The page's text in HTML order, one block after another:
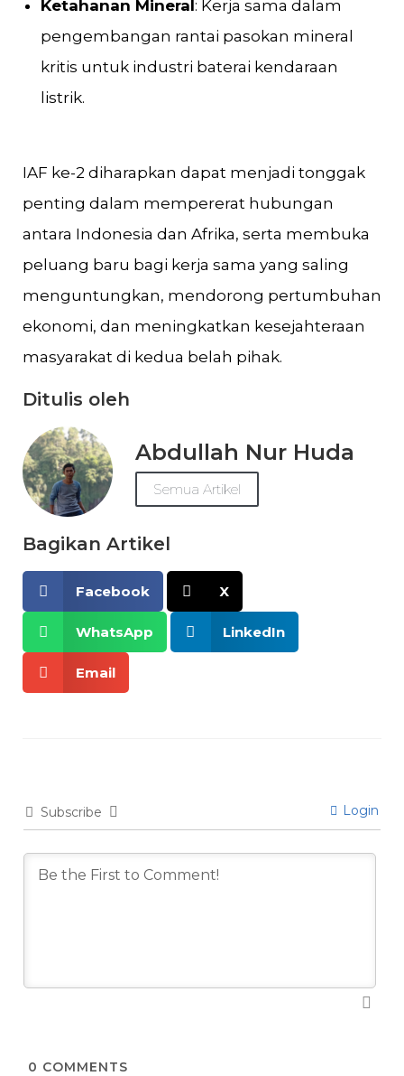
Ketahanan Mineral : Kerja sama dalam
pengembangan rantai pasokan mineral
kritis untuk industri baterai kendaraan
listrik.
IAF ke-2 diharapkan dapat menjadi tonggak
penting dalam mempererat hubungan
antara Indonesia dan Afrika, serta membuka
peluang baru bagi kerja sama yang saling
menguntungkan, mendorong pertumbuhan
ekonomi, dan meningkatkan kesejahteraan
masyarakat di kedua belah pihak.
Ditulis oleh
Abdullah Nur Huda
Semua Artikel
Bagikan Artikel
Facebook X
WhatsApp LinkedIn
Email
Subscribe Login
0 COMMENTS